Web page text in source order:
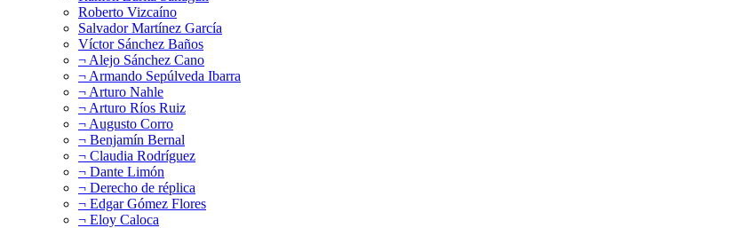
Roberto Vizcaíno
Salvador Martínez García
Víctor Sánchez Baños
¬ Alejo Sánchez Cano
¬ Armando Sepúlveda Ibarra
¬ Arturo Nahle
¬ Arturo Ríos Ruiz
¬ Augusto Corro
¬ Benjamín Bernal
¬ Claudia Rodríguez
¬ Dante Limón
¬ Derecho de réplica
¬ Edgar Gómez Flores
¬ Eloy Caloca